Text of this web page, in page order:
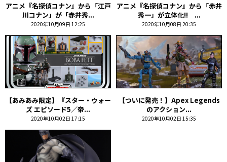
アニメ『名探偵コナン』から「江戸
川コナン」が「赤井秀...
2020年10月09日 12:25
アニメ『名探偵コナン』から「赤井
秀一」が立体化!! ...
2020年10月08日 20:35
【あみあみ限定】『スター・ウォー
ズ エピソード5／帝...
2020年10月02日 17:15
【ついに発売！】Apex Legends
のアクション...
2020年10月02日 15:35